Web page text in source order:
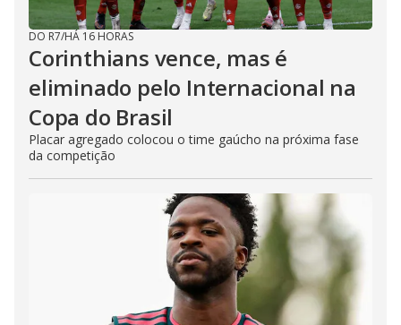
DO R7/HÁ 16 HORAS
Corinthians vence, mas é
eliminado pelo Internacional na
Copa do Brasil
Placar agregado colocou o time gaúcho na próxima fase
da competição